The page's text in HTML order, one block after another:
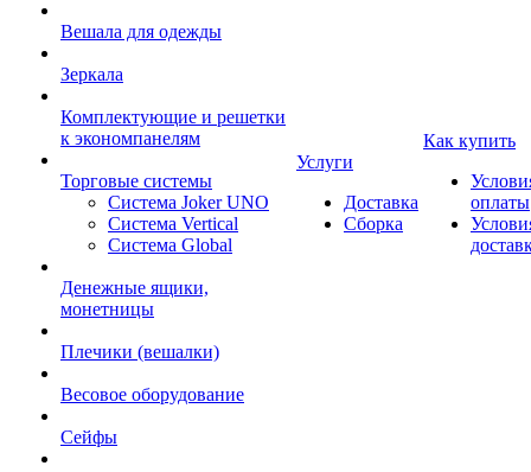
Вешала для одежды
Зеркала
Комплектующие и решетки
к экономпанелям
Торговые системы
Система Joker UNO
Система Vertical
Система Global
Денежные ящики,
монетницы
Плечики (вешалки)
Весовое оборудование
Сейфы
Услуги
Доставка
Сборка
Как купить
оплаты